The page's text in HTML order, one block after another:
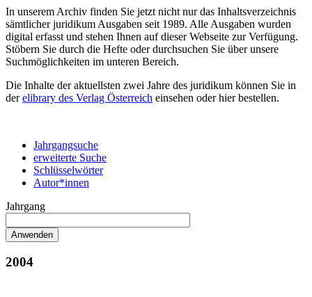
In unserem Archiv finden Sie jetzt nicht nur das Inhaltsverzeichnis
sämtlicher juridikum Ausgaben seit 1989. Alle Ausgaben wurden
digital erfasst und stehen Ihnen auf dieser Webseite zur Verfügung.
Stöbern Sie durch die Hefte oder durchsuchen Sie über unsere
Suchmöglichkeiten im unteren Bereich.
Die Inhalte der aktuellsten zwei Jahre des juridikum können Sie in
derelibrary des Verlag Österreich einsehen oder hier bestellen.
Jahrgangsuche
erweiterte Suche
Schlüsselwörter
Autor*innen
Jahrgang
2004